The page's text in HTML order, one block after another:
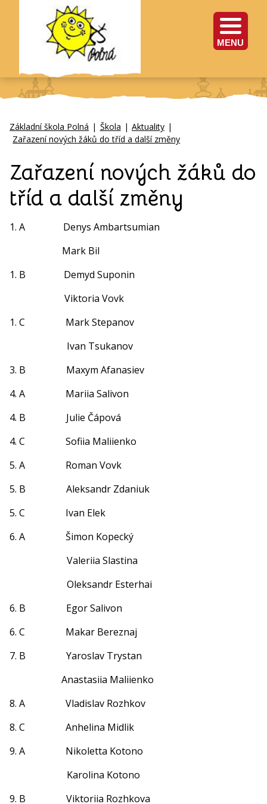
MENU
Základní škola Polná | Škola | Aktuality |
Zařazení nových žáků do tříd a další změny
Zařazení nových žáků do
tříd a další změny
1. A Denys Ambartsumian
Mark Bil
1. B Demyd Suponin
Viktoria Vovk
1. C Mark Stepanov
Ivan Tsukanov
3. B Maxym Afanasiev
4. A Mariia Salivon
4. B Julie Čápová
4. C Sofiia Maliienko
5. A Roman Vovk
5. B Aleksandr Zdaniuk
5. C Ivan Elek
6. A Šimon Kopecký
Valeriia Slastina
Oleksandr Esterhai
6. B Egor Salivon
6. C Makar Bereznaj
7. B Yaroslav Trystan
Anastasiia Maliienko
8. A Vladislav Rozhkov
8. C Anhelina Midlik
9. A Nikoletta Kotono
Karolina Kotono
9. B Viktoriia Rozhkova